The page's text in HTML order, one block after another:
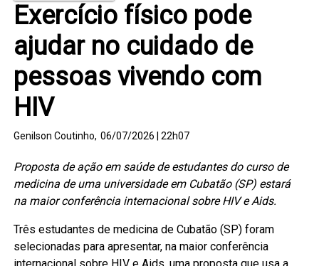
Exercício físico pode
ajudar no cuidado de
pessoas vivendo com
HIV
Genilson Coutinho, 06/07/2026 | 22h07
Proposta de ação em saúde de estudantes do curso de
medicina de uma universidade em Cubatão (SP) estará
na maior conferência internacional sobre HIV e Aids.
Três estudantes de medicina de Cubatão (SP) foram
selecionadas para apresentar, na maior conferência